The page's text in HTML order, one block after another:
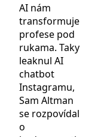
AI nám
transformuje
profese pod
rukama. Taky
leaknul AI
chatbot
Instagramu,
Sam Altman
se rozpovídal
o